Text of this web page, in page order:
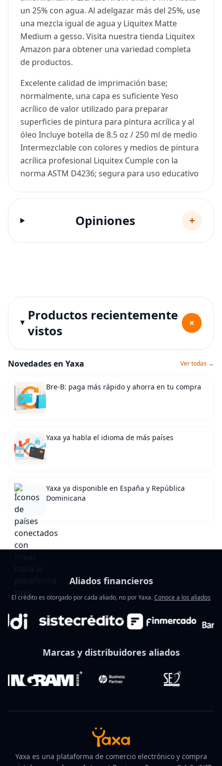
un 25% con agua. Al adelgazar más del 25%, use
una mezcla igual de agua y Liquitex Matte
Medium a gesso. Visita nuestra tienda Liquitex
Amazon para obtener una variedad completa
de productos.
Excelente calidad de imprimación base;
normalmente, una capa es suficiente Yeso
acrílico de valor utilizado para preparar
superficies de pintura para pintura acrílica y al
óleo Incluye botella de 8.5 oz / 250 ml de medio
Intermezclable con colores y medios de pintura
acrílica profesional Liquitex Cumple con la
norma ASTM D4236; segura para uso educativo
Opiniones +
Productos recientemente
vistos
+
Novedades en Yaxa Ver todas →
Bre-B: paga más rápido y ahorra en tu compra
Yaxa ya habla el idioma de más países
Yaxa ya disponible en España y República
Dominicana
Aliados financieros
El crédito es otorgado por cada aliado, no por Yaxa.Conoce a los aliados
Marcas y distribuidores aliados
Yaxa es una plataforma de comercio electrónico y compra